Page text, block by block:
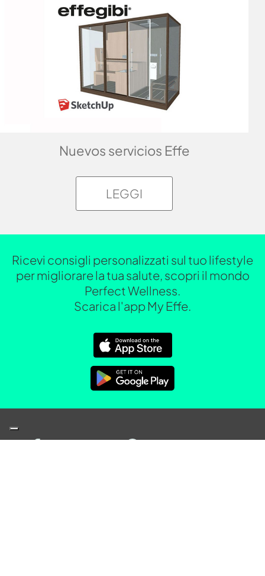
Nuevos servicios Effe
LEGGI
Ricevi consigli personalizzati sul tuo lifestyle
per migliorare la tua salute, scopri il mondo
Perfect Wellness.
Scarica l'app My Effe.